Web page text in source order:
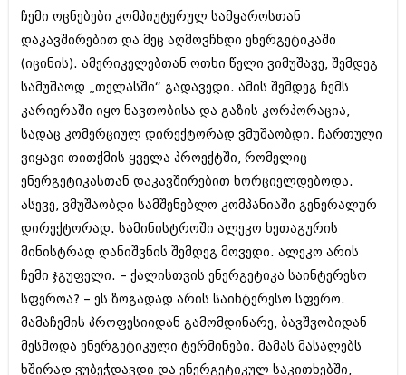
ივლისი 2018 (223)
ივნისი 2018 (244)
მაისი 2018 (211)
აპრილი 2018 (194)
მარტი 2018 (256)
თებერვალი 2018 (208)
იანვარი 2018 (215)
დეკემბერი 2017 (243)
ნოემბერი 2017 (212)
ოქტომბერი 2017 (231)
სექტემბერი 2017 (261)
ივლისი 2017 (233)
ივნისი 2017 (265)
მაისი 2017 (216)
აპრილი 2017 (220)
მარტი 2017 (212)
თებერვალი 2017 (205)
იანვარი 2017 (246)
დეკემბერი 2016 (207)
ივნისი 2020 (249)
არქივის ზომის ნახვა
ჩემი ოცნებები კომპიუტერულ სამყაროსთან
დაკავშირებით და მეც აღმოვჩნდი ენერგეტიკაში
(იცინის). ამერიკელებთან ოთხი წელი ვიმუშავე, შემდეგ
სამუშაოდ „თელასში“ გადავედი. ამის შემდეგ ჩემს
კარიერაში იყო ნავთობისა და გაზის კორპორაცია,
სადაც კომერციულ დირექტორად ვმუშაობდი. ჩართული
ვიყავი თითქმის ყველა პროექტში, რომელიც
ენერგეტიკასთან დაკავშირებით ხორციელდებოდა.
ასევე, ვმუშაობდი სამშენებლო კომპანიაში გენერალურ
დირექტორად. სამინისტროში ალეკო ხეთაგურის
მინისტრად დანიშვნის შემდეგ მოვედი. ალეკო არის
ჩემი ჯგუფელი. – ქალისთვის ენერგეტიკა საინტერესო
სფეროა? – ეს ზოგადად არის საინტერესო სფერო.
მამაჩემის პროფესიიდან გამომდინარე, ბავშვობიდან
მესმოდა ენერგეტიკული ტერმინები. მამას მასალებს
ხშირად ვუბეჭდავდი და ენერგეტიკულ საკითხებში,